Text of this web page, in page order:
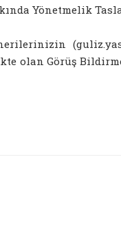
Yönetmelik
olan Görüş